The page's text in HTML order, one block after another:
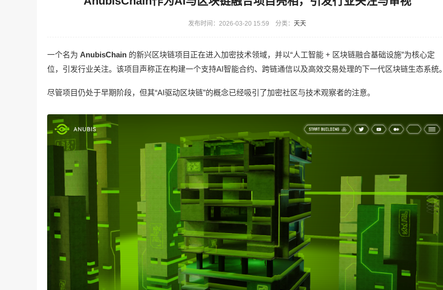
发布时间：2026-03-20 15:59 分类： 天天
一个名为 AnubisChain 的新兴区块链项目正在进入加密技术领域，并以“人工智能 + 区块链融合基础设施”为核心定
位，引发行业关注。该项目声称正在构建一个支持AI智能合约、跨链通信以及高效交易处理的下一代区块链生态系统。
尽管项目仍处于早期阶段，但其“AI驱动区块链”的概念已经吸引了加密社区与技术观察者的注意。